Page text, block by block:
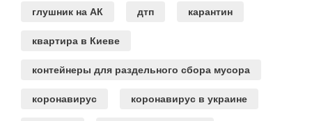
глушник на АК дтп карантин
квартира в Киеве
контейнеры для раздельного сбора мусора
коронавирус коронавирус в украине